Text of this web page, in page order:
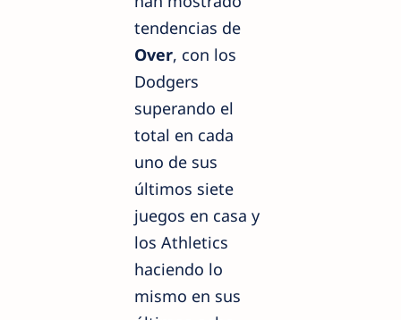
tendencias de
Over, con los
Dodgers
superando el
total en cada
uno de sus
últimos siete
juegos en casa y
los Athletics
haciendo lo
mismo en sus